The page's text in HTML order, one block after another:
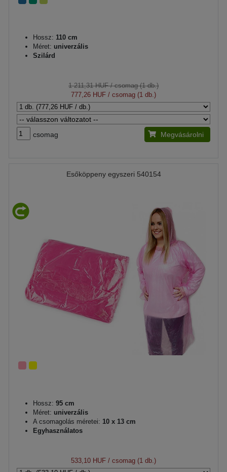
Hossz: 110 cm
Méret: univerzális
Szilárd
1 211,31 HUF/ csomag (1 db.)
777,26 HUF / csomag (1 db.)
csomag Megvásárolni
Esőköppeny egyszeri 540154
Hossz: 95 cm
Méret: univerzális
A csomagolás méretei: 10 x 13 cm
Egyhasználatos
533,10 HUF / csomag (1 db.)